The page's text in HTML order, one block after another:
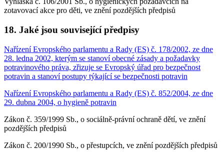
zotavovací akce pro děti, ve znění pozdějších předpisů
18. Jaké jsou související předpisy
Nařízení Evropského parlamentu a Rady (ES) č. 178/2002, ze dne
28. ledna 2002, kterým se stanoví obecné zásady a požadavky
potravinového práva, zřizuje se Evropský úřad pro bezpečnost
potravin a stanoví postupy týkající se bezpečnosti potravin
Nařízení Evropského parlamentu a Rady (ES) č. 852/2004, ze dne
29. dubna 2004, o hygieně potravin
Zákon č. 359/1999 Sb., o sociálně-právní ochraně dětí, ve znění
pozdějších předpisů
Zákon č. 200/1990 Sb., o přestupcích, ve znění pozdějších předpisů